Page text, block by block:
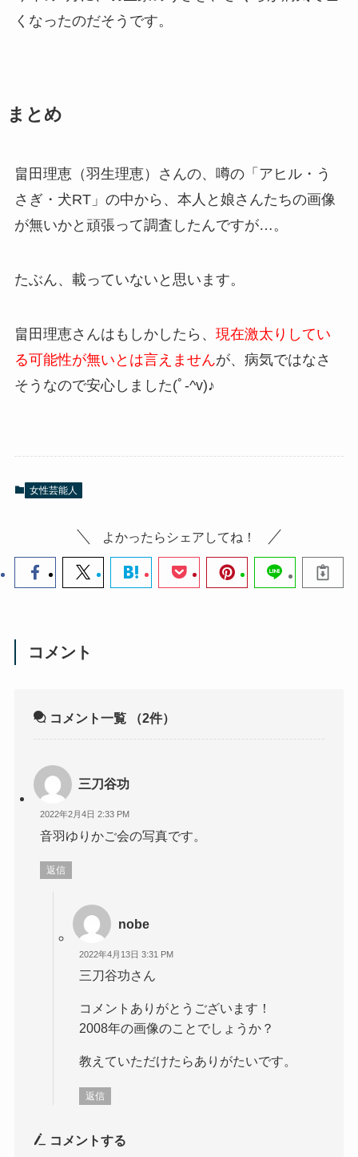
くなったのだそうです。
まとめ
畠田理恵（羽生理恵）さんの、噂の「アヒル・う
さぎ・犬RT」の中から、本人と娘さんたちの画像
が無いかと頑張って調査したんですが…。
たぶん、載っていないと思います。
畠田理恵さんはもしかしたら、 現在激太りしてい
る可能性が無いとは言えませんが、病気ではなさ
そうなので安心しました(ﾟ-^v)♪
女性芸能人
よかったらシェアしてね！
コメント
コメント一覧 （2件）
三刀谷功
2022年2月4日 2:33 PM
音羽ゆりかご会の写真です。
返信
nobe
2022年4月13日 3:31 PM
三刀谷功さん
コメントありがとうございます！
2008年の画像のことでしょうか？
教えていただけたらありがたいです。
返信
コメントする